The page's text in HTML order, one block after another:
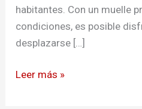
habitantes. Con un muelle
condiciones, es posible
desplazarse […]
Leer más »